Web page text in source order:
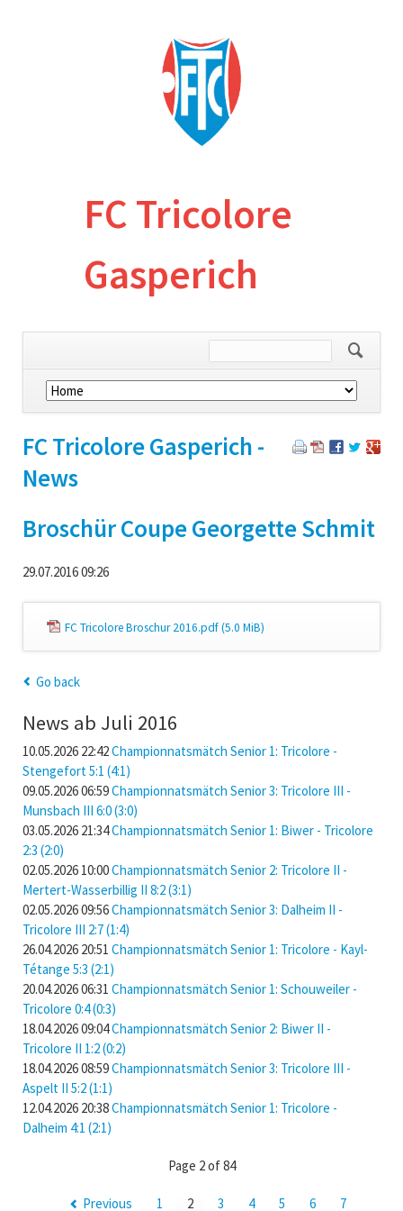
FC Tricolore
Gasperich
navigation
FC Tricolore Gasperich -
News
Broschür Coupe Georgette Schmit
29.07.2016 09:26
FC Tricolore Broschur 2016.pdf(5.0 MiB)
Go back
News ab Juli 2016
10.05.2026 22:42Championnatsmätch Senior 1: Tricolore -
Stengefort 5:1 (4:1)
09.05.2026 06:59Championnatsmätch Senior 3: Tricolore III -
Munsbach III 6:0 (3:0)
03.05.2026 21:34Championnatsmätch Senior 1: Biwer - Tricolore
2:3 (2:0)
02.05.2026 10:00Championnatsmätch Senior 2: Tricolore II -
Mertert-Wasserbillig II 8:2 (3:1)
02.05.2026 09:56Championnatsmätch Senior 3: Dalheim II -
Tricolore III 2:7 (1:4)
26.04.2026 20:51 Championnatsmätch Senior 1: Tricolore - Kayl-
Tétange 5:3 (2:1)
20.04.2026 06:31 Championnatsmätch Senior 1: Schouweiler -
Tricolore 0:4 (0:3)
18.04.2026 09:04Championnatsmätch Senior 2: Biwer II -
Tricolore II 1:2 (0:2)
18.04.2026 08:59Championnatsmätch Senior 3: Tricolore III -
Aspelt II 5:2 (1:1)
12.04.2026 20:38Championnatsmätch Senior 1: Tricolore -
Dalheim 4:1 (2:1)
Page 2 of 84
Previous 1 2 3 4 5 6 7